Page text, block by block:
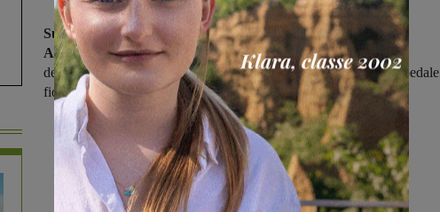
Sul posto i soccorritori del 118, con ambulanza e automedica.
Atterrato anche il Pegaso, proprio all'interno del piazzale
dell'azienda: e con l'elisoccorso l'operaio è stato trasportato all'ospedale
fiorentino di Careggi in codice rosso.